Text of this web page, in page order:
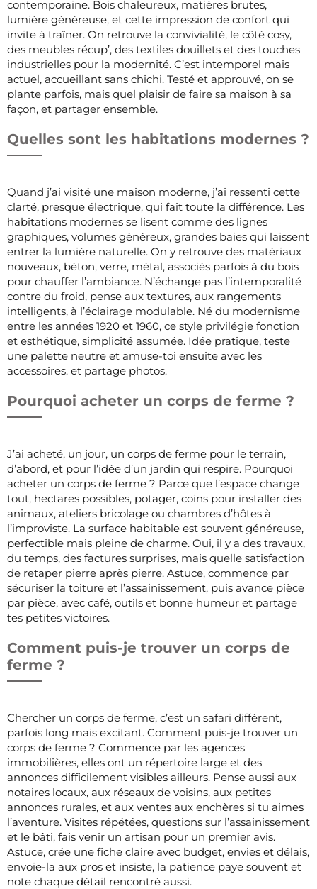
contemporaine. Bois chaleureux, matières brutes,
lumière généreuse, et cette impression de confort qui
invite à traîner. On retrouve la convivialité, le côté cosy,
des meubles récup’, des textiles douillets et des touches
industrielles pour la modernité. C’est intemporel mais
actuel, accueillant sans chichi. Testé et approuvé, on se
plante parfois, mais quel plaisir de faire sa maison à sa
façon, et partager ensemble.
Quelles sont les habitations modernes ?
Quand j’ai visité une maison moderne, j’ai ressenti cette
clarté, presque électrique, qui fait toute la différence. Les
habitations modernes se lisent comme des lignes
graphiques, volumes généreux, grandes baies qui laissent
entrer la lumière naturelle. On y retrouve des matériaux
nouveaux, béton, verre, métal, associés parfois à du bois
pour chauffer l’ambiance. N’échange pas l’intemporalité
contre du froid, pense aux textures, aux rangements
intelligents, à l’éclairage modulable. Né du modernisme
entre les années 1920 et 1960, ce style privilégie fonction
et esthétique, simplicité assumée. Idée pratique, teste
une palette neutre et amuse-toi ensuite avec les
accessoires. et partage photos.
Pourquoi acheter un corps de ferme ?
J’ai acheté, un jour, un corps de ferme pour le terrain,
d’abord, et pour l’idée d’un jardin qui respire. Pourquoi
acheter un corps de ferme ? Parce que l’espace change
tout, hectares possibles, potager, coins pour installer des
animaux, ateliers bricolage ou chambres d’hôtes à
l’improviste. La surface habitable est souvent généreuse,
perfectible mais pleine de charme. Oui, il y a des travaux,
du temps, des factures surprises, mais quelle satisfaction
de retaper pierre après pierre. Astuce, commence par
sécuriser la toiture et l’assainissement, puis avance pièce
par pièce, avec café, outils et bonne humeur et partage
tes petites victoires.
Comment puis-je trouver un corps de
ferme ?
Chercher un corps de ferme, c’est un safari différent,
parfois long mais excitant. Comment puis-je trouver un
corps de ferme ? Commence par les agences
immobilières, elles ont un répertoire large et des
annonces difficilement visibles ailleurs. Pense aussi aux
notaires locaux, aux réseaux de voisins, aux petites
annonces rurales, et aux ventes aux enchères si tu aimes
l’aventure. Visites répétées, questions sur l’assainissement
et le bâti, fais venir un artisan pour un premier avis.
Astuce, crée une fiche claire avec budget, envies et délais,
envoie-la aux pros et insiste, la patience paye souvent et
note chaque détail rencontré aussi.